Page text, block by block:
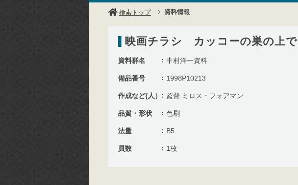
検索トップ 資料情報
映画チラシ カッコーの巣の上で
資料群名 中村洋一資料
備品番号 1998P10213
作成など(人） 監督:ミロス・フォアマン
品質・形状 色刷
法量 B5
員数 1枚